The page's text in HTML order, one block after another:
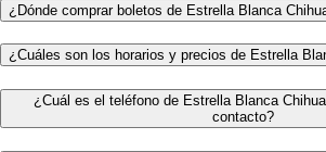
¿Dónde comprar boletos de Estrella Blanca
¿Cuáles son los horarios y precios de Estrella
¿Cuál es el teléfono de Estrella Blanca
contacto?